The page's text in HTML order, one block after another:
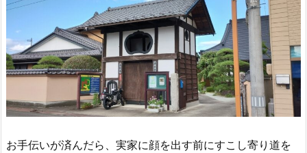
お手伝いが済んだら、実家に顔を出す前にすこし寄り道を